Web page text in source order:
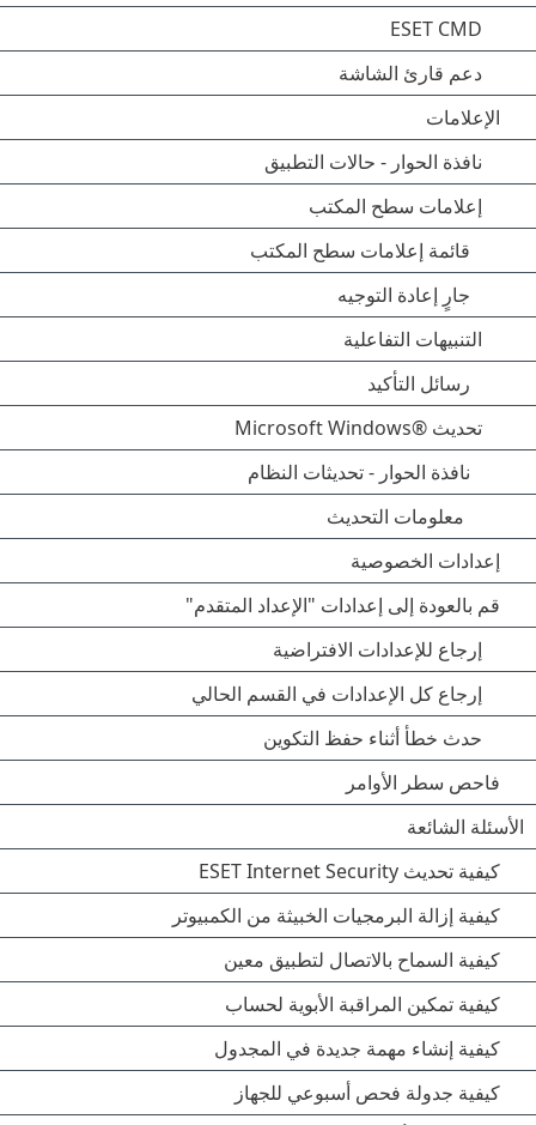
ESET CMD
دعم قارئ الشاشة
الإعلامات
نافذة الحوار - حالات التطبيق
إعلامات سطح المكتب
قائمة إعلامات سطح المكتب
جارٍ إعادة التوجيه
التنبيهات التفاعلية
رسائل التأكيد
تحديث Microsoft Windows®‎
نافذة الحوار - تحديثات النظام
معلومات التحديث
إعدادات الخصوصية
قم بالعودة إلى إعدادات "الإعداد المتقدم"
إرجاع للإعدادات الافتراضية
إرجاع كل الإعدادات في القسم الحالي
حدث خطأ أثناء حفظ التكوين
فاحص سطر الأوامر
الأسئلة الشائعة
كيفية تحديث ESET Internet Security
كيفية إزالة البرمجيات الخبيثة من الكمبيوتر
كيفية السماح بالاتصال لتطبيق معين
كيفية تمكين المراقبة الأبوية لحساب
كيفية إنشاء مهمة جديدة في المجدول
كيفية جدولة فحص أسبوعي للجهاز